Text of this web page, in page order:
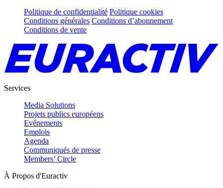
Politique de confidentialité Politique cookies
Conditions générales Conditions d’abonnement
Conditions de vente
Services
Media Solutions
Projets publics européens
Evénements
Emplois
Agenda
Communiqués de presse
Members’ Circle
À Propos d'Euractiv